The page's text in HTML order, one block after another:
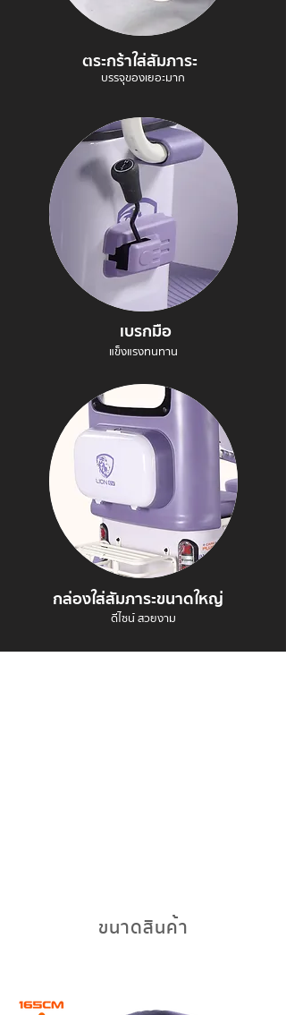
ตระกร้าใส่สัมภาระ
บรรจุของเยอะมาก
เบรกมือ
แข็งแรงทนทาน
กล่องใส่สัมภาระขนาดใหญ่
ดีไซน์ สวยงาม
ขนาดสินค้า